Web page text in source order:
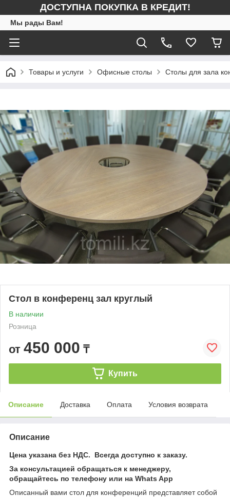
ДОСТУПНА ПОКУПКА В КРЕДИТ!
Мы рады Вам!
Товары и услуги Офисные столы Столы для зала
Стол в конференц зал круглый
В наличии
Розница
от 450 000 ₸
Купить
Описание Доставка Оплата Условия возврата
Описание
Цена указана без НДС. Всегда доступно к заказу.
За консультацией обращаться к менеджеру,
обращайтесь по телефону или на Whats App
Описанный вами стол для конференций представляет собой